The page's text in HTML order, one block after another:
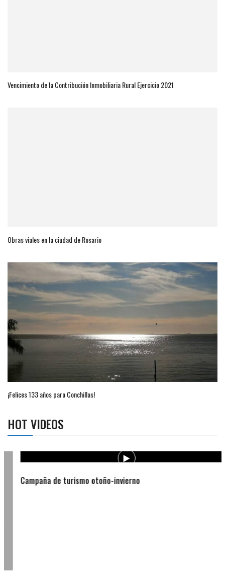
Vencimiento de la Contribución Inmobiliaria Rural Ejercicio 2021
Obras viales en la ciudad de Rosario
¡Felices 133 años para Conchillas!
HOT VIDEOS
Campaña de turismo otoño-invierno